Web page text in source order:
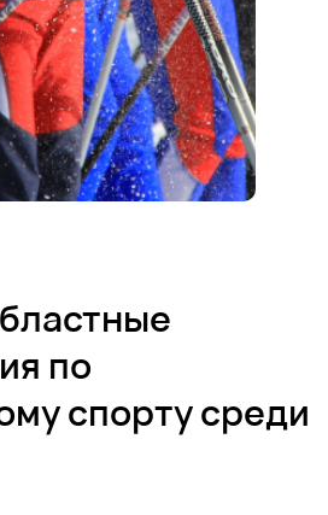
по
спорту среди